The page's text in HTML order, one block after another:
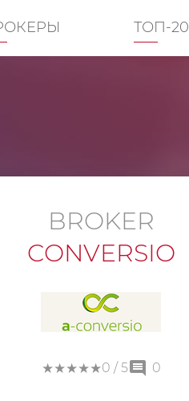
ТОП-20
BROKER
CONVERSIO
★★
★★
★★
★★
★★
0 / 5 0